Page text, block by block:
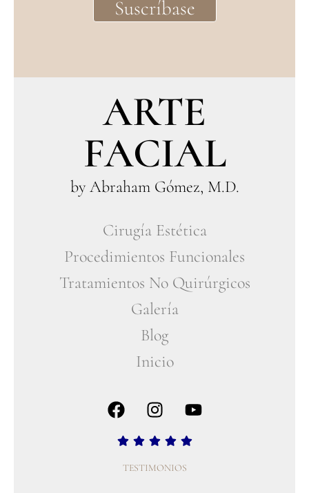
ARTE
FACIAL
by Abraham Gómez, M.D.
Cirugía Estética
Procedimientos Funcionales
Tratamientos No Quirúrgicos
Galería
Blog
Inicio
TESTIMONIOS